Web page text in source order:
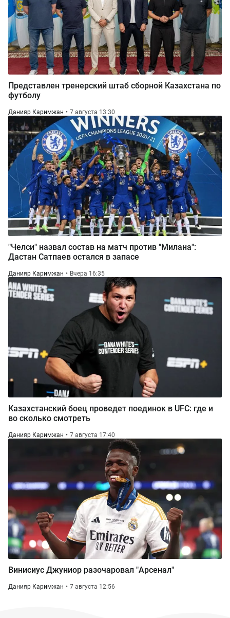
Представлен тренерский штаб сборной Казахстана по
футболу
Данияр Каримжан 7 августа 13:30
"Челси" назвал состав на матч против "Милана":
Дастан Сатпаев остался в запасе
Данияр Каримжан Вчера 16:35
Казахстанский боец проведет поединок в UFC: где и
во сколько смотреть
Данияр Каримжан 7 августа 17:40
Винисиус Джуниор разочаровал "Арсенал"
Данияр Каримжан 7 августа 12:56